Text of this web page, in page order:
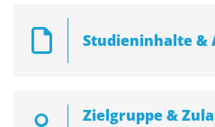
Studieninhalte &
Zielgruppe &